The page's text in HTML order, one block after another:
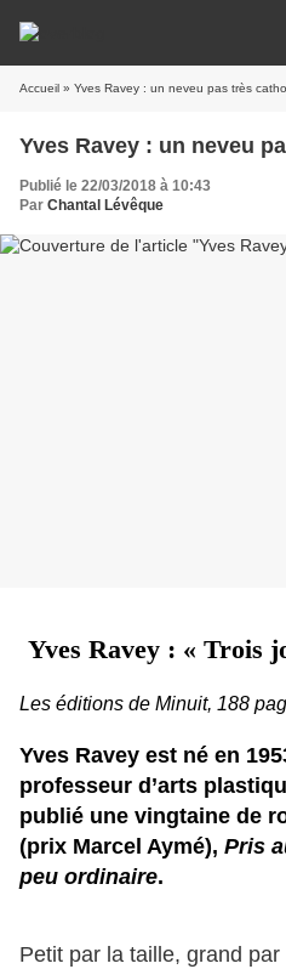
Accueil » Yves Ravey : un neveu pas très
Yves Ravey : un neveu
Publié le 22/03/2018 à 10:43
Par Chantal Lévêque
Yves Ravey : « Trois
Les éditions de Minuit, 188
Yves Ravey est né en
professeur d’arts
publié une vingtaine de
(prix Marcel Aymé), Pris
peu ordinaire.
Petit par la taille, grand